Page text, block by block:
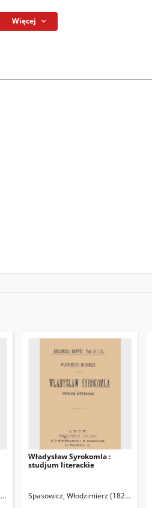
Więcej
1906)
Władysław Syrokomla :
studjum literackie
Spasowicz, Włodzimierz (1829-1906)